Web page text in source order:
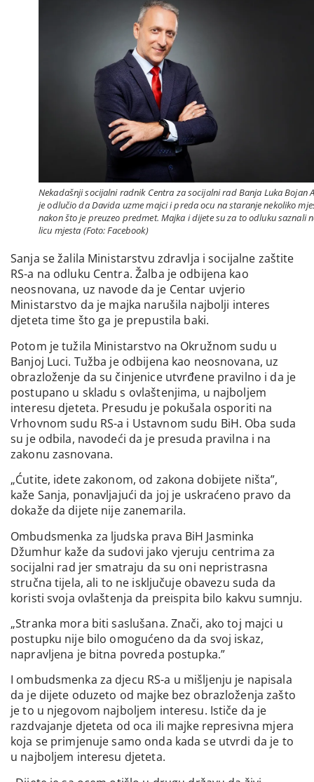
Nekadašnji socijalni radnik Centra za socijalni rad Banja Luka Bojan
je odlučio da Davida uzme majci i preda ocu na staranje nekoliko
nakon što je preuzeo predmet. Majka i dijete su za to odluku saznali
licu mjesta (Foto: Facebook)
Sanja se žalila Ministarstvu zdravlja i socijalne zaštite
RS-a na odluku Centra. Žalba je odbijena kao
neosnovana, uz navode da je Centar uvjerio
Ministarstvo da je majka narušila najbolji interes
djeteta time što ga je prepustila baki.
Potom je tužila Ministarstvo na Okružnom sudu u
Banjoj Luci. Tužba je odbijena kao neosnovana, uz
obrazloženje da su činjenice utvrđene pravilno i da je
postupano u skladu s ovlaštenjima, u najboljem
interesu djeteta. Presudu je pokušala osporiti na
Vrhovnom sudu RS-a i Ustavnom sudu BiH. Oba suda
su je odbila, navodeći da je presuda pravilna i na
zakonu zasnovana.
„Ćutite, idete zakonom, od zakona dobijete ništa”,
kaže Sanja, ponavljajući da joj je uskraćeno pravo da
dokaže da dijete nije zanemarila.
Ombudsmenka za ljudska prava BiH Jasminka
Džumhur kaže da sudovi jako vjeruju centrima za
socijalni rad jer smatraju da su oni nepristrasna
stručna tijela, ali to ne isključuje obavezu suda da
koristi svoja ovlaštenja da preispita bilo kakvu sumnju.
„Stranka mora biti saslušana. Znači, ako toj majci u
postupku nije bilo omogućeno da da svoj iskaz,
napravljena je bitna povreda postupka.”
I ombudsmenka za djecu RS-a u mišljenju je napisala
da je dijete oduzeto od majke bez obrazloženja zašto
je to u njegovom najboljem interesu. Ističe da je
razdvajanje djeteta od oca ili majke represivna mjera
koja se primjenuje samo onda kada se utvrdi da je to
u najboljem interesu djeteta.